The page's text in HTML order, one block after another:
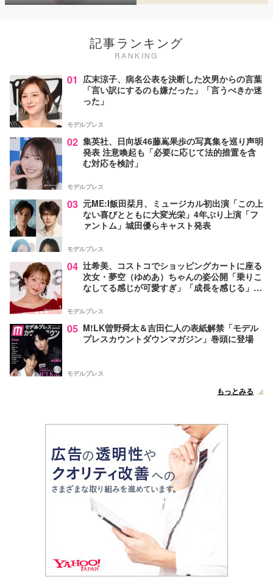
記事ランキング
RANKING
01 広末涼子、病名公表を決断した次男からの言葉
「言い訳にするのも嫌だった」「言うべきか迷
った」
モデルプレス
02 集英社、日向坂46藤嶌果歩の写真集を巡り声明
発表 注意喚起も「必要に応じて法的措置を含
む対応を検討」
モデルプレス
03 元ME:I飯田栞月、ミュージカル初出演「この上
ない喜びとともに大変光栄」4年ぶり上演「フ
ァントム」城田優らキャスト発表
モデルプレス
04 辻希美、コストコでショッピングカートに座る
次女・夢空（ゆめあ）ちゃんの姿公開「乗りこ
なしてる感じが可愛すぎ」「成長を感じる」の
モデルプレス
05 M!LK曽野舜太＆吉田仁人の表紙解禁「モデル
プレスカウントダウンマガジン」巻頭に登場
モデルプレス
もっとみる